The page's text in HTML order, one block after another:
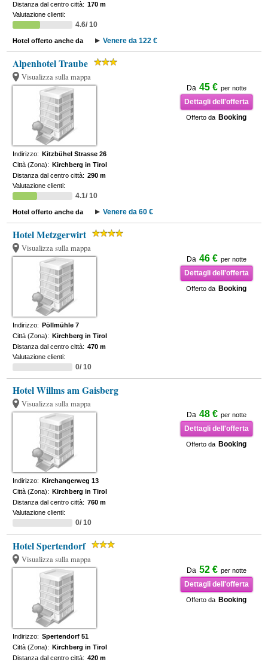
Distanza dal centro città: 170 m
Valutazione clienti:
4.6/ 10
Hotel offerto anche da Venere da 122 €
Alpenhotel Traube
Visualizza sulla mappa
Da 45 € per notte
Dettagli dell'offerta
Offerto da Booking
Indirizzo: Kitzbühel Strasse 26
Città (Zona): Kirchberg in Tirol
Distanza dal centro città: 290 m
Valutazione clienti:
4.1/ 10
Hotel offerto anche da Venere da 60 €
Hotel Metzgerwirt
Visualizza sulla mappa
Da 46 € per notte
Dettagli dell'offerta
Offerto da Booking
Indirizzo: Pöllmühle 7
Città (Zona): Kirchberg in Tirol
Distanza dal centro città: 470 m
Valutazione clienti:
0/ 10
Hotel Willms am Gaisberg
Visualizza sulla mappa
Da 48 € per notte
Dettagli dell'offerta
Offerto da Booking
Indirizzo: Kirchangerweg 13
Città (Zona): Kirchberg in Tirol
Distanza dal centro città: 760 m
Valutazione clienti:
0/ 10
Hotel Spertendorf
Visualizza sulla mappa
Da 52 € per notte
Dettagli dell'offerta
Offerto da Booking
Indirizzo: Spertendorf 51
Città (Zona): Kirchberg in Tirol
Distanza dal centro città: 420 m